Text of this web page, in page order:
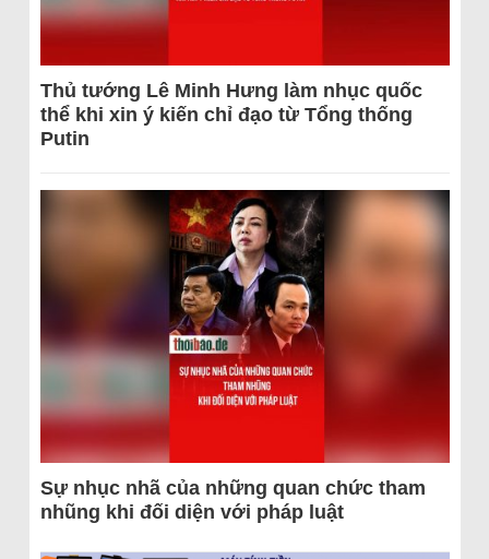
Thủ tướng Lê Minh Hưng làm nhục quốc
thể khi xin ý kiến chỉ đạo từ Tổng thống
Putin
Sự nhục nhã của những quan chức tham
nhũng khi đối diện với pháp luật